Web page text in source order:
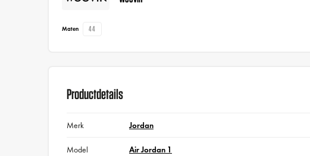
Maten 44
Productdetails
Merk Jordan
Model Air Jordan 1